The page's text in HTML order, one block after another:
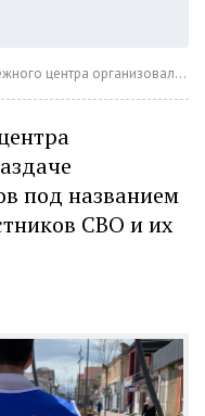
буклетов под названием «О мерах поддержки участников СВО и их семей»
под названием
СВО и их